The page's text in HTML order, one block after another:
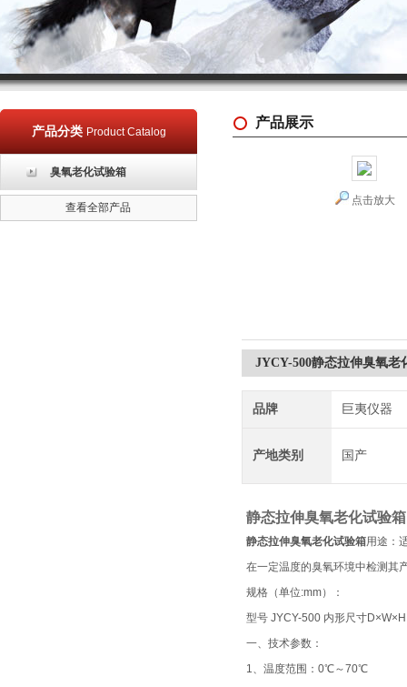
产品分类 Product Catalog
臭氧老化试验箱
查看全部产品
产品展示
点击放大
JYCY-500静态拉伸臭氧老
品牌 巨夷仪器
产地类别 国产
静态拉伸臭氧老化试验箱
静态拉伸臭氧老化试验箱用途：
在一定温度的臭氧环境中检测其
规格（单位:mm）：
型号 JYCY-500 内形尺寸
一、技术参数：
1、温度范围：0℃～70℃